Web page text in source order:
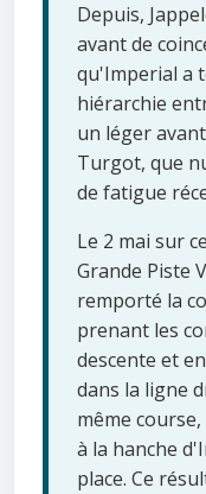
Depuis,
avant de
qu'Imperial a
hiérarchie
un léger
Turgot, que
de fatigue
Le 2 mai sur
Grande Piste
remporté la
prenant les
descente et
dans la ligne
même
à la hanche
place. Ce